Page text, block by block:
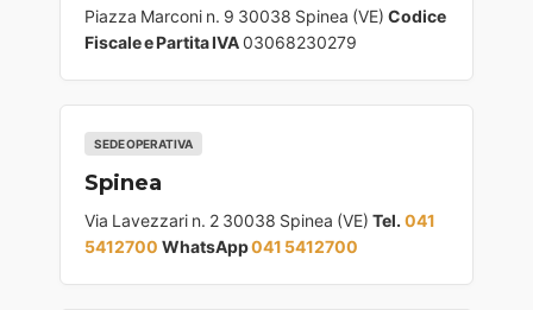
Piazza Marconi n. 9 30038 Spinea (VE) Codice
Fiscale e Partita IVA03068230279
SEDE OPERATIVA
Spinea
Via Lavezzari n. 2 30038 Spinea (VE) Tel. 041
5412700 WhatsApp041 5412700